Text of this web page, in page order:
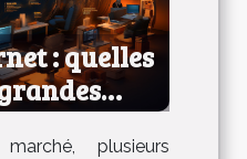
: quelles
?
plusieurs